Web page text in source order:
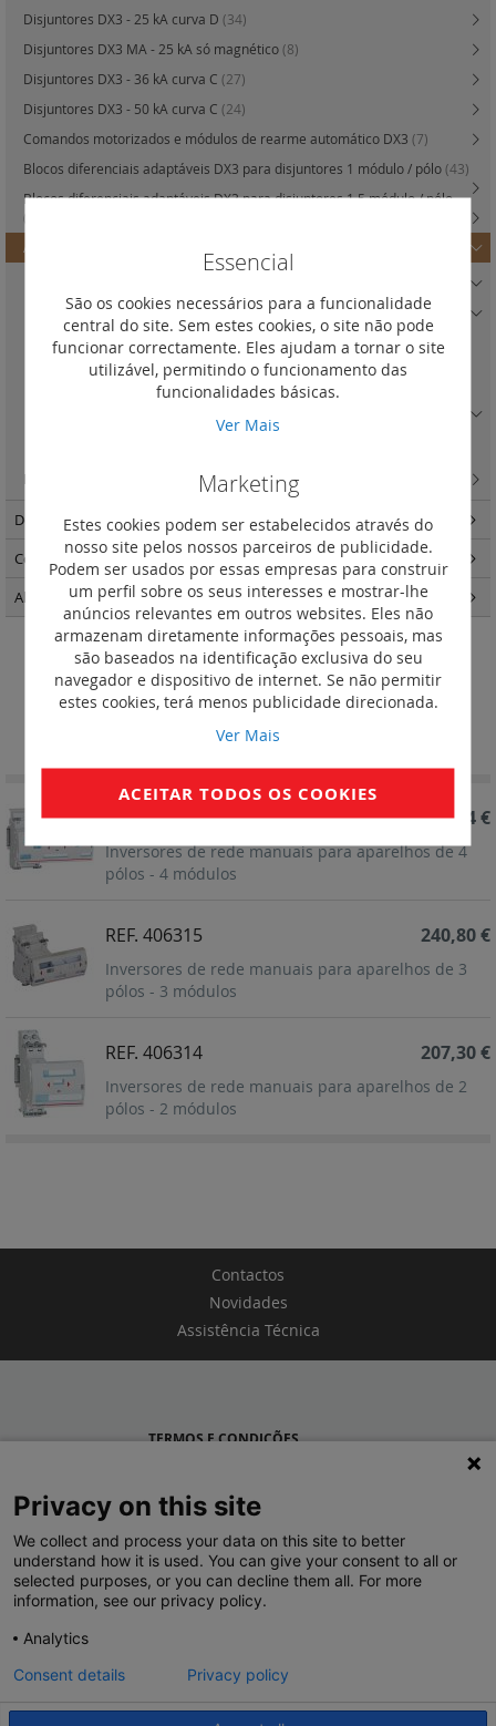
Inversores de rede manuais
Definir
REF. 406316
Inversores de rede manuais para aparelhos de 4
pólos - 4 módulos
261,74 €
REF. 406315
Inversores de rede manuais para aparelhos de 3
pólos - 3 módulos
240,80 €
REF. 406314
Inversores de rede manuais para aparelhos de 2
pólos - 2 módulos
207,30 €
Disjuntores DX3 - 25 kA curva D (34)
Disjuntores DX3 MA - 25 kA só magnético(8)
Disjuntores DX3 - 36 kA curva C (27)
Disjuntores DX3 - 50 kA curva C (24)
Comandos motorizados e módulos de rearme automático DX3 (7)
Blocos diferenciais adaptáveis DX3 para disjuntores 1 módulo / pólo(43)
Blocos diferenciais adaptáveis DX3 para disjuntores 1,5 módulo / pólo
(0)
Auxiliares DX3
Auxiliares de comando ET e MT e DA (5)
Inversores de rede manuais(3)
Comando rotativo prolongado de porta
(1)
Blocos diferenciais adaptáveis DX3 para disjuntores 1 e5 módulo
Descarregadores de sobretensões(34)
Comando e programação (114)
Alimentação e variadores (40)
Contactos
Novidades
Assistência Técnica
Essencial
São os cookies necessários para a funcionalidade
central do site. Sem estes cookies, o site não pode
funcionar correctamente. Eles ajudam a tornar o site
utilizável, permitindo o funcionamento das
funcionalidades básicas.
Ver Mais
Marketing
Estes cookies podem ser estabelecidos através do
nosso site pelos nossos parceiros de publicidade.
Podem ser usados por essas empresas para construir
um perfil sobre os seus interesses e mostrar-lhe
anúncios relevantes em outros websites. Eles não
armazenam diretamente informações pessoais, mas
são baseados na identificação exclusiva do seu
navegador e dispositivo de internet. Se não permitir
estes cookies, terá menos publicidade direcionada.
Ver Mais
ACEITAR TODOS OS COOKIES
TERMOS E CONDIÇÕES
LEGRAND PORTUGAL
GRUPO LEGRAND NO MUNDO
Privacy on this site
We collect and process your data on this site to better
understand how it is used. You can give your consent to all or
selected purposes, or you can decline them all. For more
information, see our privacy policy.
Analytics
Consent details Privacy policy